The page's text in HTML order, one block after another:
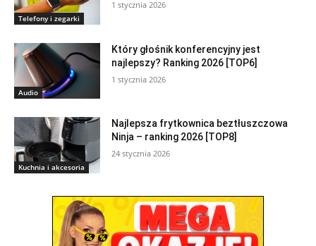
Telefony i zegarki
1 stycznia 2026
Audio
Który głośnik konferencyjny jest
najlepszy? Ranking 2026 [TOP6]
1 stycznia 2026
Kuchnia i akcesoria
Najlepsza frytkownica beztłuszczowa
Ninja – ranking 2026 [TOP8]
24 stycznia 2026